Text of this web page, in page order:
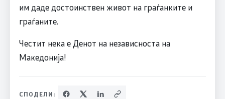
им даде достоинствен живот на граѓанките и
граѓаните.
Честит нека е Денот на независноста на
Македонија!
СПОДЕЛИ: